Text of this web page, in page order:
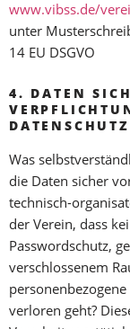
www.vibss.de/
unter
14 EU DSGVO
4. DATEN
Was
die Daten sicher
technisch-
der Verein, dass
Passwordschutz,
verschlossenem
verloren geht?